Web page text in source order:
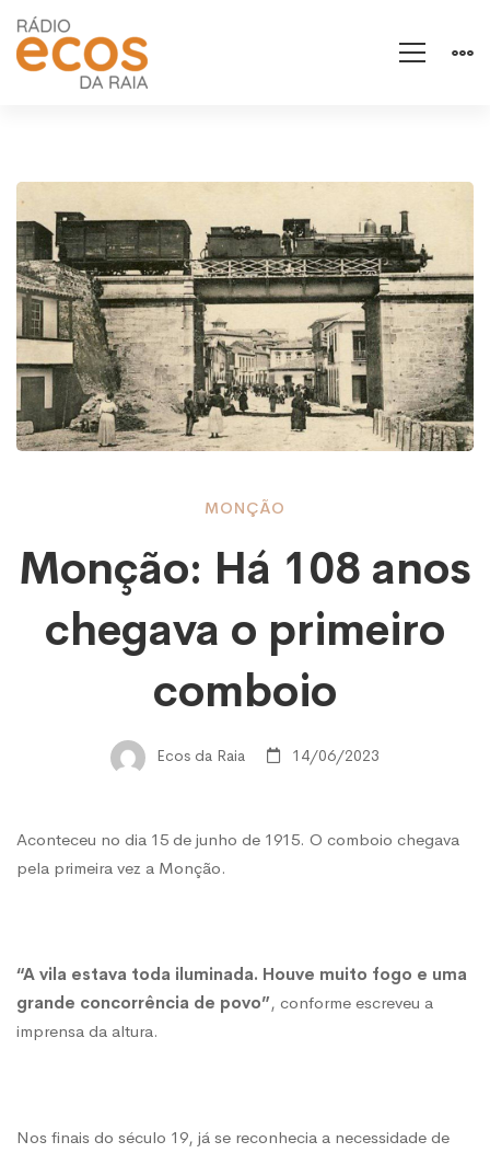
Monção:
Há
anos
chegava
primeiro
comboio
MONÇÃO
Monção: Há 108 anos
chegava o primeiro
comboio
Ecos da Raia 14/06/2023
Aconteceu no dia 15 de junho de 1915. O comboio chegava
pela primeira vez a Monção.
“A vila estava toda iluminada. Houve muito fogo e uma
grande concorrência de povo”, conforme escreveu a
imprensa da altura.
Nos finais do século 19, já se reconhecia a necessidade de